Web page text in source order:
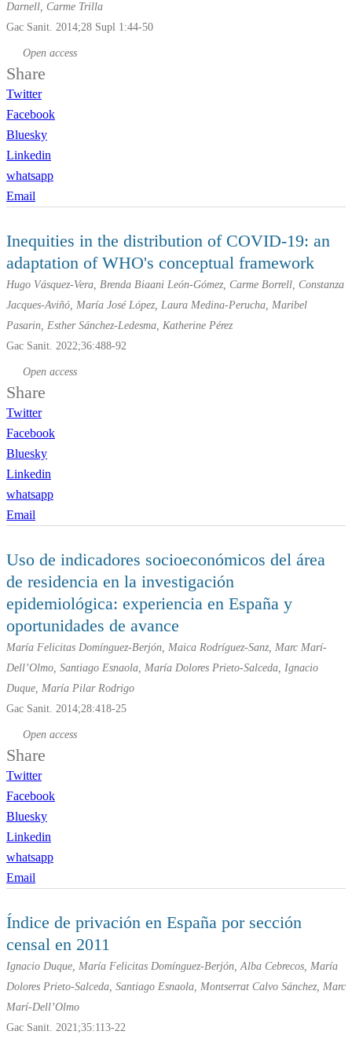
Darnell, Carme Trilla
Gac Sanit. 2014;28 Supl 1:44-50
Open access
Share
Twitter
Facebook
Bluesky
Linkedin
whatsapp
Email
Inequities in the distribution of COVID-19: an
adaptation of WHO's conceptual framework
Hugo Vásquez-Vera, Brenda Biaani León-Gómez, Carme Borrell, Constanza
Jacques-Aviñó, María José López, Laura Medina-Perucha, Maribel
Pasarin, Esther Sánchez-Ledesma, Katherine Pérez
Gac Sanit. 2022;36:488-92
Open access
Share
Twitter
Facebook
Bluesky
Linkedin
whatsapp
Email
Uso de indicadores socioeconómicos del área
de residencia en la investigación
epidemiológica: experiencia en España y
oportunidades de avance
María Felicitas Domínguez-Berjón, Maica Rodríguez-Sanz, Marc Marí-
Dell’Olmo, Santiago Esnaola, María Dolores Prieto-Salceda, Ignacio
Duque, María Pilar Rodrigo
Gac Sanit. 2014;28:418-25
Open access
Share
Twitter
Facebook
Bluesky
Linkedin
whatsapp
Email
Índice de privación en España por sección
censal en 2011
Ignacio Duque, María Felicitas Domínguez-Berjón, Alba Cebrecos, María
Dolores Prieto-Salceda, Santiago Esnaola, Montserrat Calvo Sánchez, Marc
Marí-Dell’Olmo
Gac Sanit. 2021;35:113-22